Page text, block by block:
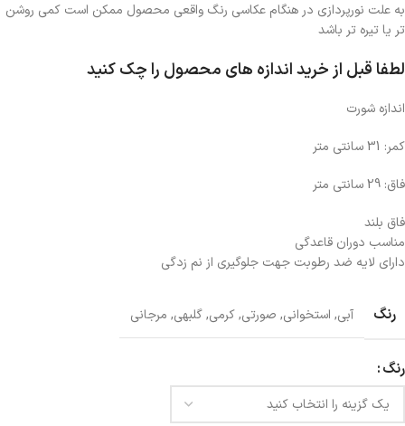
به علت نورپردازی در هنگام عکاسی رنگ واقعی محصول ممکن است کمی روشن
تر یا تیره تر باشد
لطفا قبل از خرید اندازه های محصول را چک کنید
اندازه شورت
کمر: 31 سانتی متر
فاق: 29 سانتی متر
فاق بلند
مناسب دوران قاعدگی
دارای لایه ضد رطوبت جهت جلوگیری از نم زدگی
رنگ آبی, استخوانی, صورتی,کرمی,گلبهی, مرجانی
رنگ